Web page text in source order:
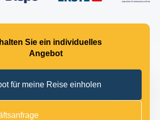
Sie ein individuelles
Angebot
für meine Reise einholen